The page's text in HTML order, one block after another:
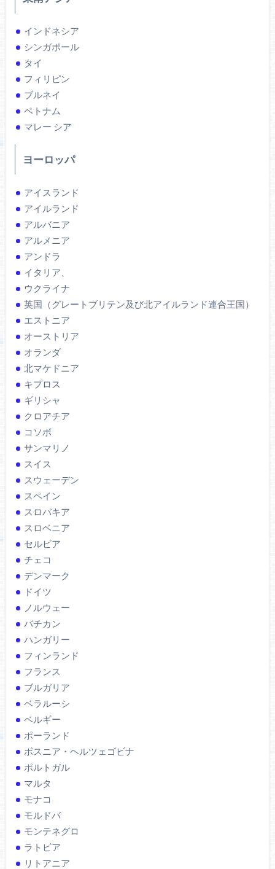
インドネシア
シンガポール
タイ
フィリピン
ブルネイ
ベトナム
マレー シア
ヨーロッパ
アイスランド
アイルランド
アルバニア
アルメニア
アンドラ
イタリア、
ウクライナ
英国（グレートブリテン及び北アイルランド連合王国）
エストニア
オーストリア
オランダ
北マケドニア
キプロス
ギリシャ
クロアチア
コソボ
サンマリノ
スイス
スウェーデン
スペイン
スロバキア
スロベニア
セルビア
チェコ
デンマーク
ドイツ
ノルウェー
バチカン
ハンガリー
フィンランド
フランス
ブルガリア
ベラルーシ
ベルギー
ポーランド
ボスニア・ヘルツェゴビナ
ポルトガル
マルタ
モナコ
モルドバ
モンテネグロ
ラトビア
リトアニア